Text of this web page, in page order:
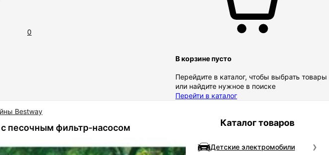
0
В корзине пусто
Перейдите в каталог, чтобы выбрать товары
или найдите нужное в поиске
Перейти в каталог
Bestway
песочным фильтр-насосом Каталог товаров
Детские электромобили